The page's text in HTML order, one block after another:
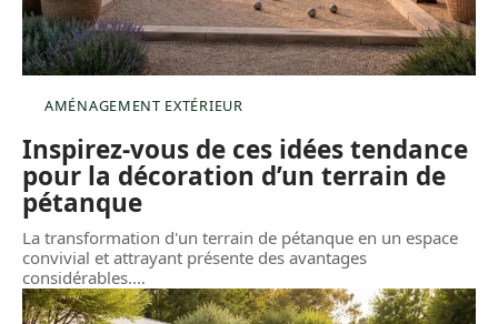
AMÉNAGEMENT EXTÉRIEUR
Inspirez-vous de ces idées tendance
pour la décoration d’un terrain de
pétanque
La transformation d'un terrain de pétanque en un espace
convivial et attrayant présente des avantages
considérables.…